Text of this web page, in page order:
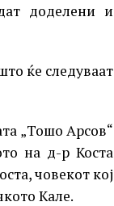
доделени и
ќе следуваат
„Тошо Арсов“
на д-р Коста
човекот кој
Кале.